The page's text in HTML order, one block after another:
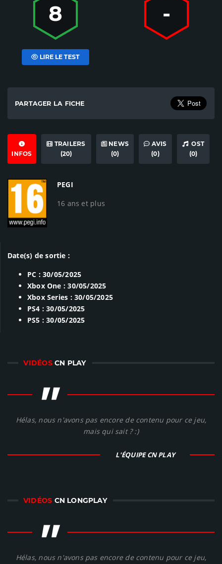
8
LIRE LE TEST
-
PARTAGER LA FICHE
INFOS
TRAILERS
(20)
NEWS
(0)
AVIS
(0)
OST
(0)
PEGI
16 ans et plus
Date(s) de sortie :
PC : 30/05/2025
Xbox One : 30/05/2025
Xbox Series : 30/05/2025
PS4 : 30/05/2025
PS5 : 30/05/2025
VIDÉOSCN PLAY
"
Hélas, nous n'avons pas encore de contenu pour ce jeu,
mais qui sait ? :)
L'ÉQUIPE CN PLAY
VIDÉOS CN LONGPLAY
"
Hélas, nous n'avons pas encore de contenu pour ce jeu,